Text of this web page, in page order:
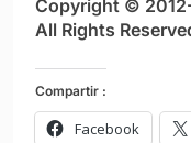
Copyright ©
All Rights
Compartir :
Facebook